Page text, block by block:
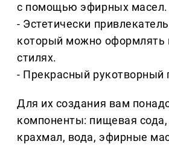
с помощью эфирных масел.
- Эстетически
который можно оформлять
стилях.
- Прекрасный рукотворный
Для их создания вам
компоненты: пищевая
крахмал, вода, эфирные